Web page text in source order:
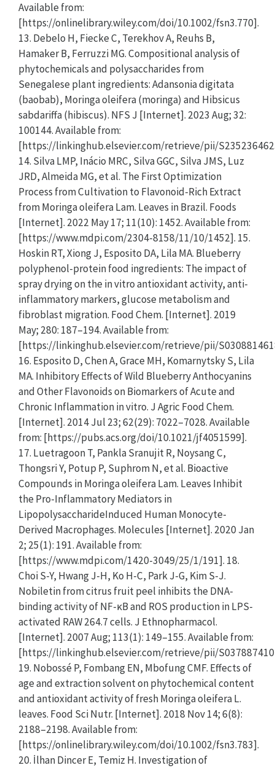
Available from:
[https://onlinelibrary.wiley.com/doi/10.1002/fsn3.770].
13. Debelo H, Fiecke C, Terekhov A, Reuhs B,
Hamaker B, Ferruzzi MG. Compositional analysis of
phytochemicals and polysaccharides from
Senegalese plant ingredients: Adansonia digitata
(baobab), Moringa oleifera (moringa) and Hibsicus
sabdariffa (hibiscus). NFS J [Internet]. 2023 Aug; 32:
100144. Available from:
[https://linkinghub.elsevier.com/retrieve/pii/
14. Silva LMP, Inácio MRC, Silva GGC, Silva JMS, Luz
JRD, Almeida MG, et al. The First Optimization
Process from Cultivation to Flavonoid-Rich Extract
from Moringa oleifera Lam. Leaves in Brazil. Foods
[Internet]. 2022 May 17; 11(10): 1452. Available from:
[https://www.mdpi.com/2304-8158/11/10/1452]. 15.
Hoskin RT, Xiong J, Esposito DA, Lila MA. Blueberry
polyphenol-protein food ingredients: The impact of
spray drying on the in vitro antioxidant activity, anti-
inflammatory markers, glucose metabolism and
fibroblast migration. Food Chem. [Internet]. 2019
May; 280: 187–194. Available from:
[https://linkinghub.elsevier.com/retrieve/pii/
16. Esposito D, Chen A, Grace MH, Komarnytsky S, Lila
MA. Inhibitory Effects of Wild Blueberry Anthocyanins
and Other Flavonoids on Biomarkers of Acute and
Chronic Inflammation in vitro. J Agric Food Chem.
[Internet]. 2014 Jul 23; 62(29): 7022–7028. Available
from: [https://pubs.acs.org/doi/10.1021/jf4051599].
17. Luetragoon T, Pankla Sranujit R, Noysang C,
Thongsri Y, Potup P, Suphrom N, et al. Bioactive
Compounds in Moringa oleifera Lam. Leaves Inhibit
the Pro-Inflammatory Mediators in
LipopolysaccharideInduced Human Monocyte-
Derived Macrophages. Molecules [Internet]. 2020 Jan
2; 25(1): 191. Available from:
[https://www.mdpi.com/1420-3049/25/1/191]. 18.
Choi S-Y, Hwang J-H, Ko H-C, Park J-G, Kim S-J.
Nobiletin from citrus fruit peel inhibits the DNA-
binding activity of NF-κB and ROS production in LPS-
activated RAW 264.7 cells. J Ethnopharmacol.
[Internet]. 2007 Aug; 113(1): 149–155. Available from:
[https://linkinghub.elsevier.com/retrieve/pii/
19. Nobossé P, Fombang EN, Mbofung CMF. Effects of
age and extraction solvent on phytochemical content
and antioxidant activity of fresh Moringa oleifera L.
leaves. Food Sci Nutr. [Internet]. 2018 Nov 14; 6(8):
2188–2198. Available from:
[https://onlinelibrary.wiley.com/doi/10.1002/fsn3.783].
20. İlhan Dincer E, Temiz H. Investigation of